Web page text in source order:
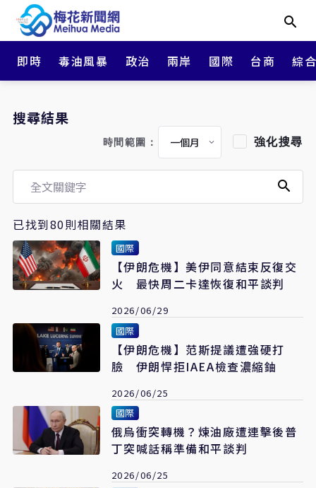
即時 毒油風暴 政治 兩岸 國際 台商 綜
搜尋結果
時間範圍： 強化搜尋
已找到80則相關結果
國際
【伊朗危機】美伊同意結束反復交
火 最快周二卡達恢復和平談判
2026/06/29
國際
【伊朗危機】范斯提議遭強硬打
臉 伊朗悍拒IAEA檢查濃縮鈾
2026/06/25
國際
俄烏衝突轉機？煉油廠遭連擊後普
丁突喊話稱準備和平談判
2026/06/25